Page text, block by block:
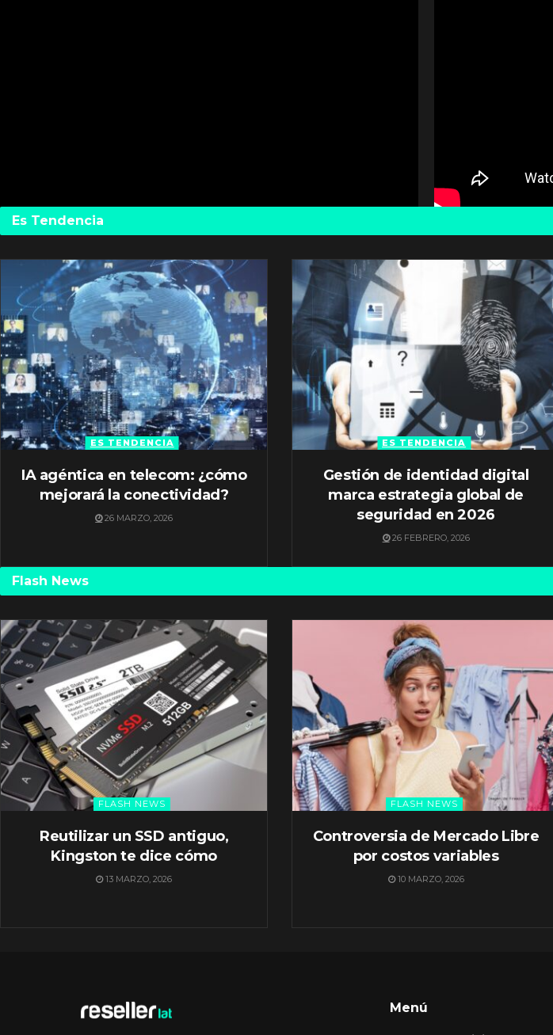
Es Tendencia
ES TENDENCIA
IA agéntica en telecom: ¿cómo
mejorará la conectividad?
26 MARZO, 2026
ES TENDENCIA
Gestión de identidad digital
marca estrategia global de
seguridad en 2026
26 FEBRERO, 2026
Flash News
FLASH NEWS
Reutilizar un SSD antiguo,
Kingston te dice cómo
13 MARZO, 2026
FLASH NEWS
Controversia de Mercado Libre
por costos variables
10 MARZO, 2026
Menú